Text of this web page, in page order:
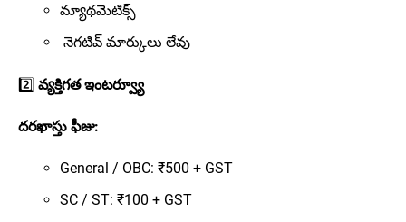
మ్యాథమెటిక్స్
నెగటివ్ మార్కులు లేవు
2️⃣ వ్యక్తిగత ఇంటర్వ్యూ
దరఖాస్తు ఫీజు:
General / OBC: ₹500 + GST
SC / ST: ₹100 + GST